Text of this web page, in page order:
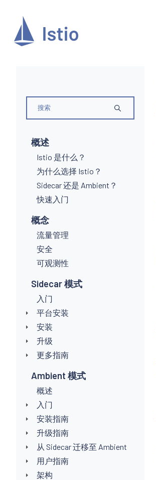
概述
Istio 是什么？
为什么选择 Istio？
Sidecar 还是 Ambient？
快速入门
概念
流量管理
安全
可观测性
Sidecar 模式
入门
平台安装
安装
升级
更多指南
Ambient 模式
概述
入门
安装指南
升级指南
从 Sidecar 迁移至 Ambient
用户指南
架构